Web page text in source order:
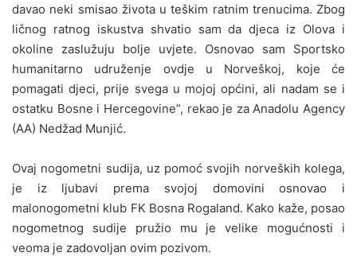
davao neki smisao života u teškim ratnim trenucima. Zbog
ličnog ratnog iskustva shvatio sam da djeca iz Olova i
okoline zaslužuju bolje uvjete. Osnovao sam Sportsko
humanitarno udruženje ovdje u Norveškoj, koje će
pomagati djeci, prije svega u mojoj općini, ali nadam se i
ostatku Bosne i Hercegovine”, rekao je za Anadolu Agency
(AA) Nedžad Munjić.
Ovaj nogometni sudija, uz pomoć svojih norveških kolega,
je iz ljubavi prema svojoj domovini osnovao i
malonogometni klub FK Bosna Rogaland. Kako kaže, posao
nogometnog sudije pružio mu je velike mogućnosti i
veoma je zadovoljan ovim pozivom.